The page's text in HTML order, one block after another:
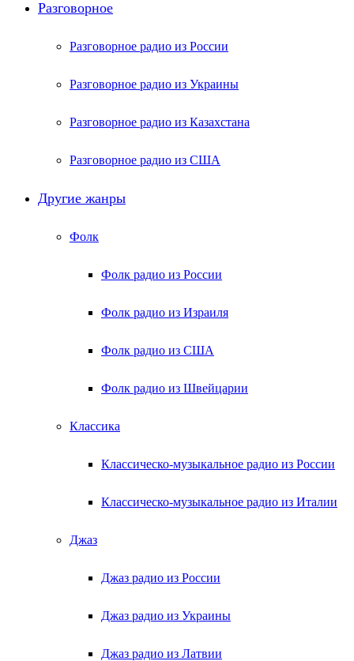
Разговорное
Разговорное радио из России
Разговорное радио из Украины
Разговорное радио из Казахстана
Разговорное радио из США
Другие жанры
Фолк
Фолк радио из России
Фолк радио из Израиля
Фолк радио из США
Фолк радио из Швейцарии
Классика
Классическо-музыкальное радио из России
Классическо-музыкальное радио из Италии
Джаз
Джаз радио из России
Джаз радио из Украины
Джаз радио из Латвии